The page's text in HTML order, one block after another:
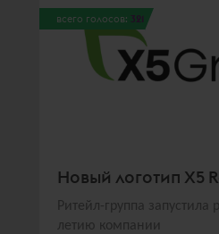
всего голосов: 321
Новый логотип X5
Ритейл-группа запустила
летию компании